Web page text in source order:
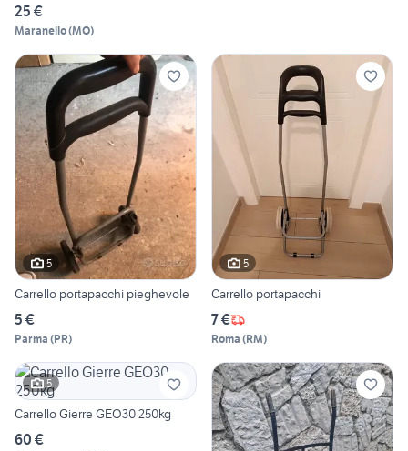
25 €
Maranello(MO)
5
Carrello portapacchi pieghevole
5 €
Parma (PR)
5
Carrello portapacchi
7 €
Roma (RM)
5
Carrello Gierre GEO30 250kg
60 €